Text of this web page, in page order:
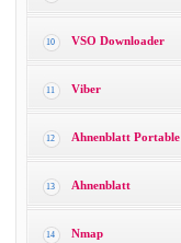
10 VSO Downloader
11 Viber
12 Ahnenblatt Portable
13 Ahnenblatt
14 Nmap